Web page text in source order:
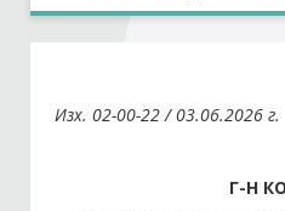
На фокус
Изх. 02-00-22 / 03.06.2026 г.
Г-Н